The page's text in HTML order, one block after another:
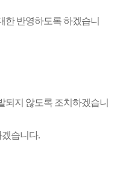
반영하도록 하겠습니
되지 않도록 조치하겠습니
습니다.